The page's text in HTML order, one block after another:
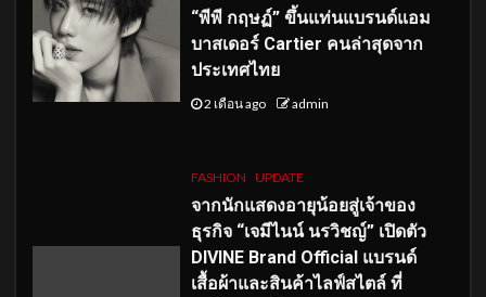
“พีพี กฤษฏ์” ขึ้นแท่นแบรนด์แอม
บาสเดอร์ Cartier คนล่าสุดจาก
ประเทศไทย
2 เดือน ago admin
FASHION UPDATE
จากนักแสดงอายุน้อยสู่เจ้าของ
ธุรกิจ “เจมีไนน์ นรวิชญ์” เปิดตัว
DIVINE Brand Official แบรนด์
เสื้อผ้าและสินค้าไลฟ์สไตล์ ที่